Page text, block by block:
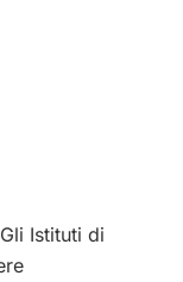
Gli Istituti di